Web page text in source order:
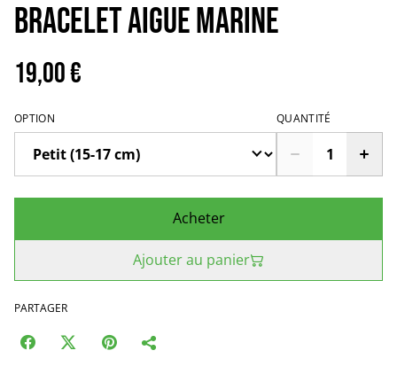
Bracelet aigue marine
19,00 €
OPTION QUANTITÉ
Acheter
Ajouter au panier
PARTAGER